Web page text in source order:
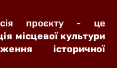
проєкту - це
місцевої культури
історичної